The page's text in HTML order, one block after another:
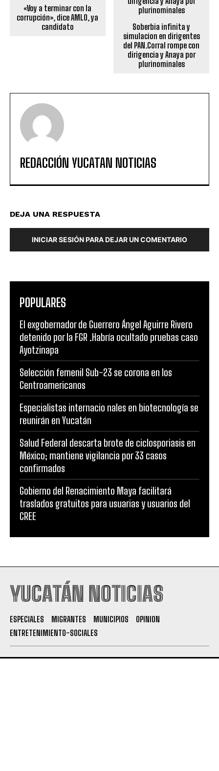
«Voy a terminar con la
corrupción», dice AMLO, ya
candidato
Soberbia infinita y
simulacion en dirigentes
del PAN.Corral rompe con
dirigencia y Anaya por
plurinominales
REDACCIÓN YUCATAN NOTICIAS
DEJA UNA RESPUESTA
INICIAR SESIÓN PARA DEJAR UN COMENTARIO
POPULARES
El exgobernador de Guerrero Ángel Aguirre Rivero
detenido por la FGR .Habría ocultado pruebas caso
Ayotzinapa
Selección femenil Sub-23 se corona en los
Centroamericanos
Especialistas internacio nales en biotecnología se
reunirán en Yucatán
Salud Federal descarta brote de ciclosporiasis en
México; mantiene vigilancia por 33 casos
confirmados
Gobierno del Renacimiento Maya facilitará
traslados gratuitos para usuarias y usuarios del
CREE
YUCATÁN NOTICIAS
ESPECIALES MIGRANTES MUNICIPIOS
OPINION
ENTRETENIMIENTO-SOCIALES